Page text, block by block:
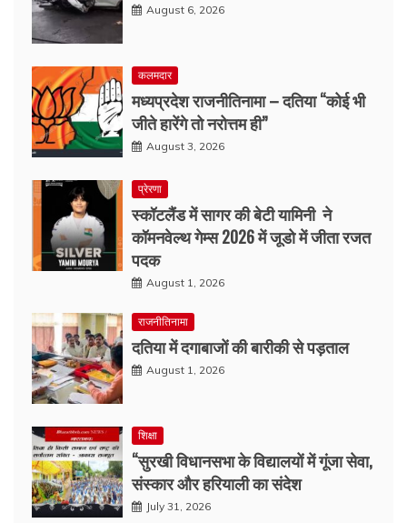
August 6, 2026
कलमदार
मध्यप्रदेश राजनीतिनामा – दतिया “कोई भी
जीते हारेंगे तो नरोत्तम ही”
August 3, 2026
प्रेरणा
स्कॉटलैंड में सागर की बेटी यामिनी ने
कॉमनवेल्थ गेम्स 2026 में जूडो में जीता रजत
पदक
August 1, 2026
राजनीतिनामा
दतिया में दगाबाजों की बारीकी से पड़ताल
August 1, 2026
शिक्षा
“सुरखी विधानसभा के विद्यालयों में गूंजा सेवा,
संस्कार और हरियाली का संदेश
July 31, 2026